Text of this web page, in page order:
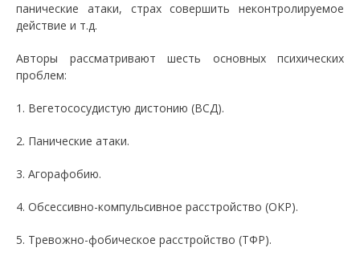
панические атаки, страх совершить неконтролируемое
действие и т.д.
Авторы рассматривают шесть основных психических
проблем:
1. Вегетососудистую дистонию (ВСД).
2. Панические атаки.
3. Агорафобию.
4. Обсессивно-компульсивное расстройство (ОКР).
5. Тревожно-фобическое расстройство (ТФР).